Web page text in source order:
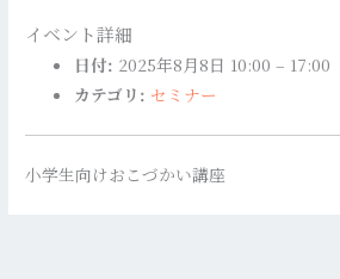
イベント詳細
日付: 2025年8月8日 10:00 – 17:00
カテゴリ: セミナー
小学生向けおこづかい講座